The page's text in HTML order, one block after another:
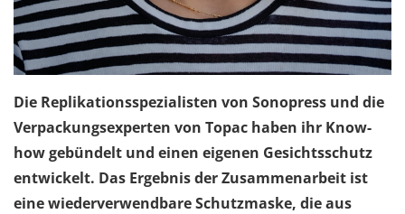
Die Replikationsspezialisten von Sonopress und die
Verpackungsexperten von Topac haben ihr Know-
how gebündelt und einen eigenen Gesichtsschutz
entwickelt. Das Ergebnis der Zusammenarbeit ist
eine wiederverwendbare Schutzmaske, die aus